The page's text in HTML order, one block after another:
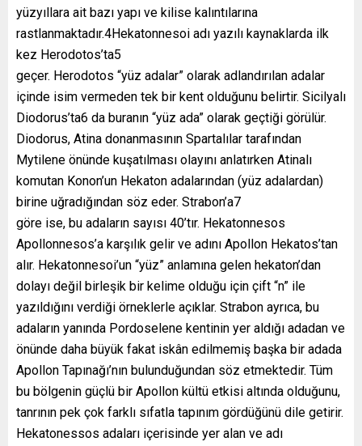
yüzyıllara ait bazı yapı ve kilise kalıntılarına
rastlanmaktadır.4Hekatonnesoi adı yazılı kaynaklarda ilk
kez Herodotos’ta5
geçer. Herodotos “yüz adalar” olarak adlandırılan adalar
içinde isim vermeden tek bir kent olduğunu belirtir. Sicilyalı
Diodorus’ta6 da buranın “yüz ada” olarak geçtiği görülür.
Diodorus, Atina donanmasının Spartalılar tarafından
Mytilene önünde kuşatılması olayını anlatırken Atinalı
komutan Konon’un Hekaton adalarından (yüz adalardan)
birine uğradığından söz eder. Strabon’a7
göre ise, bu adaların sayısı 40’tır. Hekatonnesos
Apollonnesos’a karşılık gelir ve adını Apollon Hekatos’tan
alır. Hekatonnesoi’un “yüz” anlamına gelen hekaton’dan
dolayı değil birleşik bir kelime olduğu için çift “n” ile
yazıldığını verdiği örneklerle açıklar. Strabon ayrıca, bu
adaların yanında Pordoselene kentinin yer aldığı adadan ve
önünde daha büyük fakat iskân edilmemiş başka bir adada
Apollon Tapınağı’nın bulunduğundan söz etmektedir. Tüm
bu bölgenin güçlü bir Apollon kültü etkisi altında olduğunu,
tanrının pek çok farklı sıfatla tapınım gördüğünü dile getirir.
Hekatonessos adaları içerisinde yer alan ve adı